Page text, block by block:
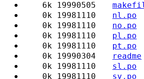
6k 19990505
0k 19981110
nl.po
0k 19981110
no.po
0k 19981110
pl.po
0k 19981110
pt.po
0k 19990304
readme
0k 19981110
sl.po
0k 19981110
sv.po